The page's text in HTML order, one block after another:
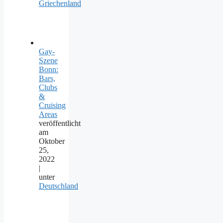
Griechenland
Gay-
Szene
Bonn:
Bars,
Clubs
&
Cruising
Areas
veröffentlicht
am
Oktober
25,
2022
|
unter
Deutschland